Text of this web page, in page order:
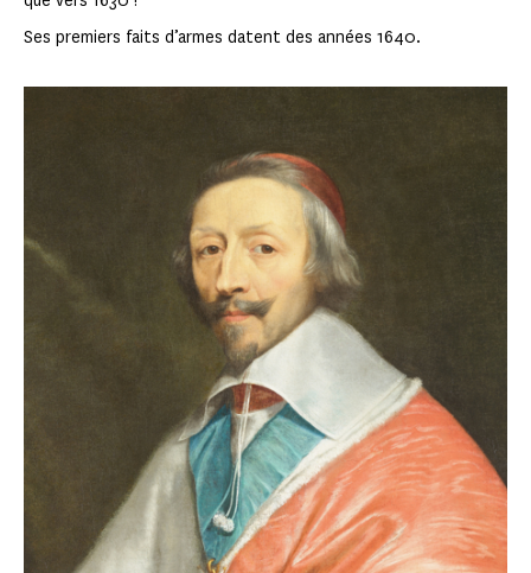
Ses premiers faits d’armes datent des années 1640.